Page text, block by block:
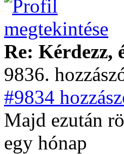
Re: Kérdezz,
9836.
#9834
Majd ezután
egy hónap